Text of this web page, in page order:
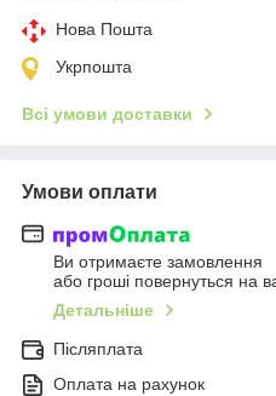
Нова Пошта
Укрпошта
Всі умови доставки
Умови оплати
Ви отримаєте замовлення
або гроші повернуться на
Детальніше
Післяплата
Оплата на рахунок